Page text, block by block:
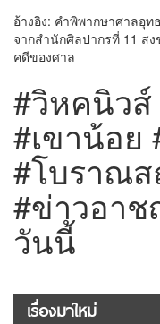
อ้างอิง: คำพิพากษาศาลอุ
จากสำนักศิลปากรที่ 11 ส
คดีของศาล
#วิหคนิว
#เขาน้อย
#โบราณ
#ข่าวอา
วันนี้
เรื่องมาใหม่